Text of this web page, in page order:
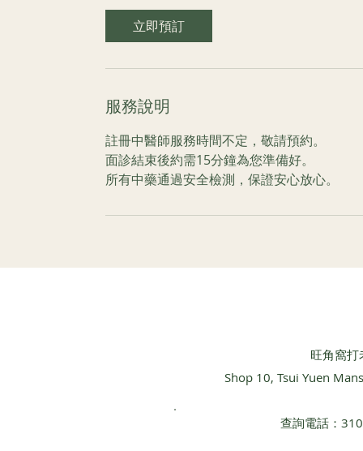
立即預訂
服務說明
註冊中醫師服務時間不定，敬請預約。
面診結束後約需15分鐘為您準備好。
所有中藥通過安全檢測，保證安心放心。
旺角窩
Shop 10, Tsui Yuen
查詢電話：